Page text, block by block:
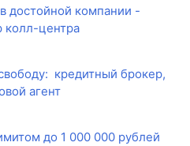
достойной компании -
колл-центра
кредитный брокер,
агент
до 1 000 000 рублей